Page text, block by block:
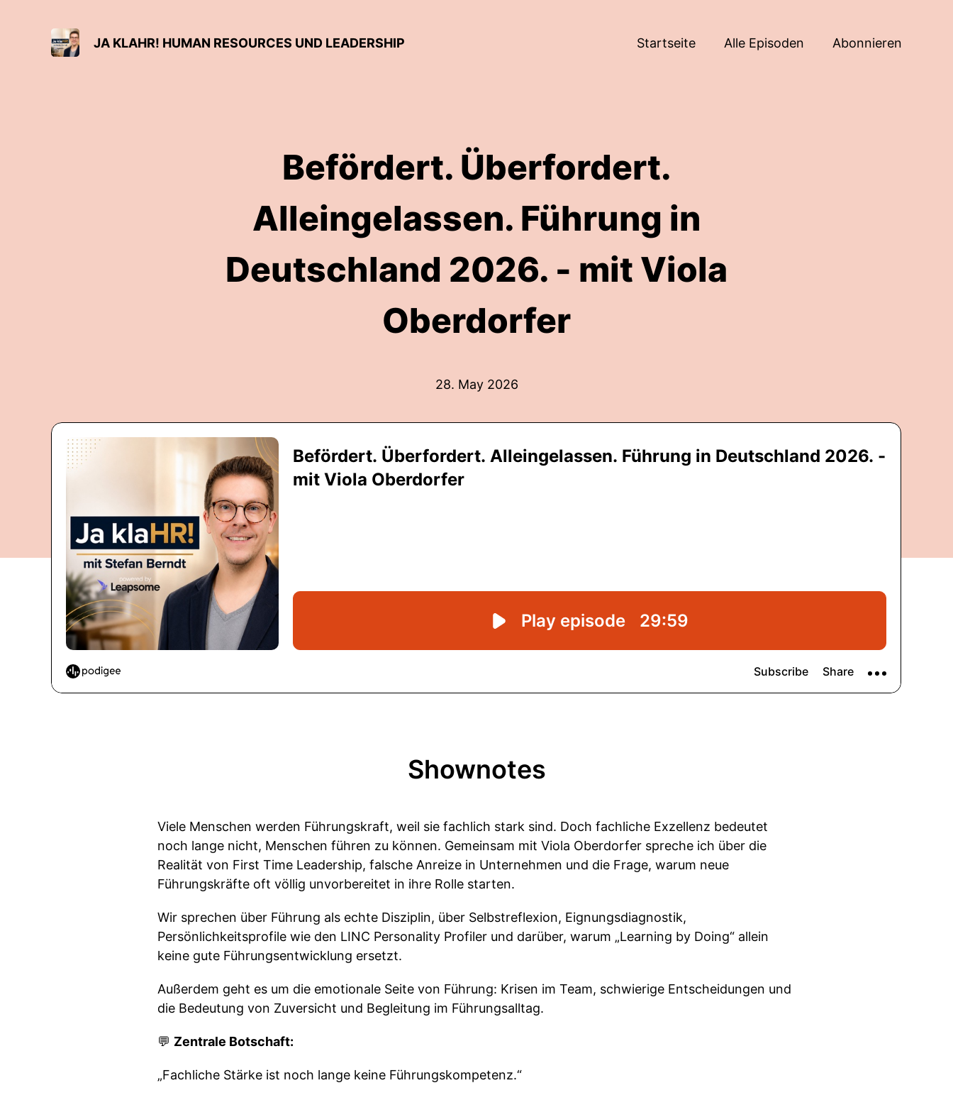
JA KLAHR! HUMAN RESOURCES UND LEADERSHIP Startseite Alle Episoden Abonnieren
Befördert. Überfordert.
Alleingelassen. Führung in
Deutschland 2026. - mit Viola
Oberdorfer
28. May 2026
Shownotes
Viele Menschen werden Führungskraft, weil sie fachlich stark sind. Doch fachliche Exzellenz bedeutet
noch lange nicht, Menschen führen zu können. Gemeinsam mit Viola Oberdorfer spreche ich über die
Realität von First Time Leadership, falsche Anreize in Unternehmen und die Frage, warum neue
Führungskräfte oft völlig unvorbereitet in ihre Rolle starten.
Wir sprechen über Führung als echte Disziplin, über Selbstreflexion, Eignungsdiagnostik,
Persönlichkeitsprofile wie den LINC Personality Profiler und darüber, warum „Learning by Doing“ allein
keine gute Führungsentwicklung ersetzt.
Außerdem geht es um die emotionale Seite von Führung: Krisen im Team, schwierige Entscheidungen und
die Bedeutung von Zuversicht und Begleitung im Führungsalltag.
💬 Zentrale Botschaft:
„Fachliche Stärke ist noch lange keine Führungskompetenz.“